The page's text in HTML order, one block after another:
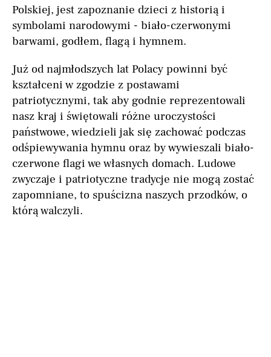
Polskiej, jest zapoznanie dzieci z historią i
symbolami narodowymi - biało-czerwonymi
barwami, godłem, flagą i hymnem.
Już od najmłodszych lat Polacy powinni być
kształceni w zgodzie z postawami
patriotycznymi, tak aby godnie reprezentowali
nasz kraj i świętowali różne uroczystości
państwowe, wiedzieli jak się zachować podczas
odśpiewywania hymnu oraz by wywieszali biało-
czerwone flagi we własnych domach. Ludowe
zwyczaje i patriotyczne tradycje nie mogą zostać
zapomniane, to spuścizna naszych przodków, o
którą walczyli.